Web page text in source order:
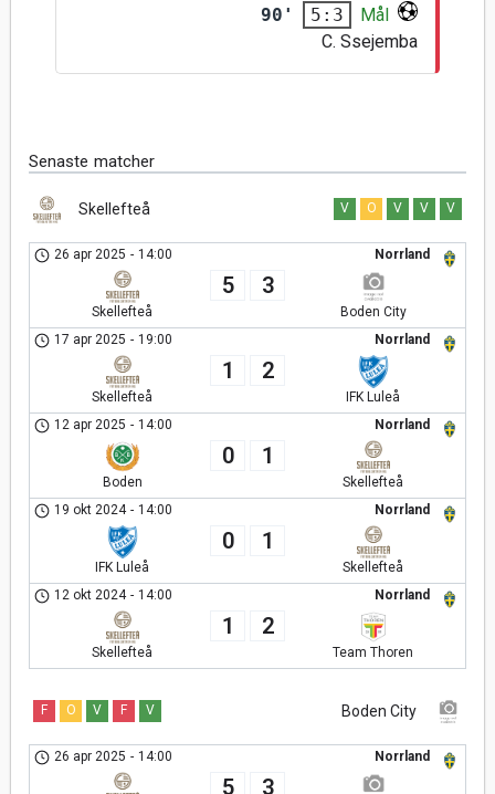
90' 5:3
Mål
C. Ssejemba
Senaste matcher
Skellefteå V O V V V
Norrland
26 apr 2025 - 14:00
Skellefteå
5 3
Boden City
Norrland
17 apr 2025 - 19:00
Skellefteå
1 2
IFK Luleå
Norrland
12 apr 2025 - 14:00
Boden
0 1
Skellefteå
Norrland
19 okt 2024 - 14:00
IFK Luleå
0 1
Skellefteå
Norrland
12 okt 2024 - 14:00
Skellefteå
1 2
Team Thoren
Boden City
F O V F V
Norrland
26 apr 2025 - 14:00
5 3